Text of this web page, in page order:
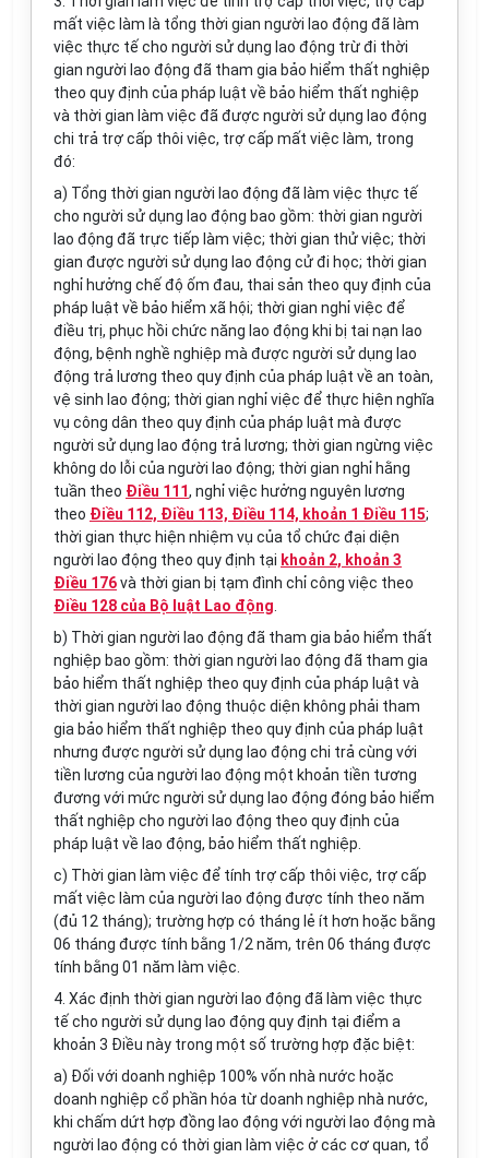
mất việc làm là tổng thời gian người lao động đã làm
việc thực tế cho người sử dụng lao động trừ đi thời
gian người lao động đã tham gia bảo hiểm thất nghiệp
theo quy định của pháp luật về bảo hiểm thất nghiệp
và thời gian làm việc đã được người sử dụng lao động
chi trả trợ cấp thôi việc, trợ cấp mất việc làm, trong
đó:
a) Tổng thời gian người lao động đã làm việc thực tế
cho người sử dụng lao động bao gồm: thời gian người
lao động đã trực tiếp làm việc; thời gian thử việc; thời
gian được người sử dụng lao động cử đi học; thời gian
nghỉ hưởng chế độ ốm đau, thai sản theo quy định của
pháp luật về bảo hiểm xã hội; thời gian nghỉ việc để
điều trị, phục hồi chức năng lao động khi bị tai nạn lao
động, bệnh nghề nghiệp mà được người sử dụng lao
động trả lương theo quy định của pháp luật về an toàn,
vệ sinh lao động; thời gian nghỉ việc để thực hiện nghĩa
vụ công dân theo quy định của pháp luật mà được
người sử dụng lao động trả lương; thời gian ngừng việc
không do lỗi của người lao động; thời gian nghỉ hằng
tuần theo Điều 111, nghỉ việc hưởng nguyên lương
theo Điều 112, Điều 113, Điều 114, khoản 1 Điều 115;
thời gian thực hiện nhiệm vụ của tổ chức đại diện
người lao động theo quy định tại khoản 2, khoản 3
Điều 176và thời gian bị tạm đình chỉ công việc theo
Điều 128 của Bộ luật Lao động
b) Thời gian người lao động đã tham gia bảo hiểm thất
nghiệp bao gồm: thời gian người lao động đã tham gia
bảo hiểm thất nghiệp theo quy định của pháp luật và
thời gian người lao động thuộc diện không phải tham
gia bảo hiểm thất nghiệp theo quy định của pháp luật
nhưng được người sử dụng lao động chi trả cùng với
tiền lương của người lao động một khoản tiền tương
đương với mức người sử dụng lao động đóng bảo hiểm
thất nghiệp cho người lao động theo quy định của
pháp luật về lao động, bảo hiểm thất nghiệp.
c) Thời gian làm việc để tính trợ cấp thôi việc, trợ cấp
mất việc làm của người lao động được tính theo năm
(đủ 12 tháng); trường hợp có tháng lẻ ít hơn hoặc bằng
06 tháng được tính bằng 1/2 năm, trên 06 tháng được
tính bằng 01 năm làm việc.
4. Xác định thời gian người lao động đã làm việc thực
tế cho người sử dụng lao động quy định tại điểm a
khoản 3 Điều này trong một số trường hợp đặc biệt:
a) Đối với doanh nghiệp 100% vốn nhà nước hoặc
doanh nghiệp cổ phần hóa từ doanh nghiệp nhà nước,
khi chấm dứt hợp đồng lao động với người lao động mà
người lao động có thời gian làm việc ở các cơ quan, tổ